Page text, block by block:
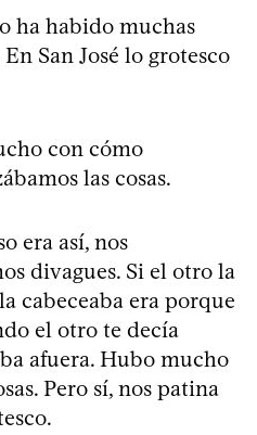
ha habido muchas
San José lo grotesco
con cómo
las cosas.
era así, nos
divagues. Si el otro la
cabeceaba era porque
el otro te decía
afuera. Hubo mucho
Pero sí, nos patina